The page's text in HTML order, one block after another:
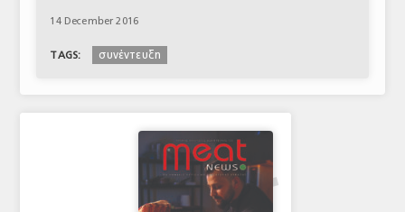
14 December 2016
TAGS: συνέντευξη